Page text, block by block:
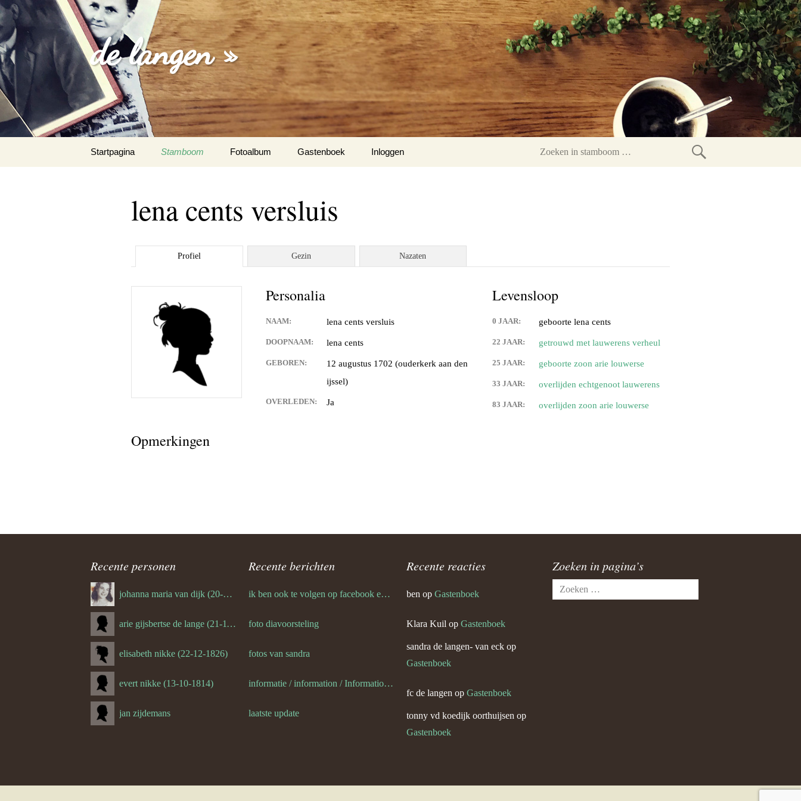
de langen »
naar
Startpagina Stamboom Fotoalbum
familie foto’s
lieke bouwman
sandra van eck
Curby Olympische Spelen
(de rest van) van eck
Gastenboek
Inloggen
Zoeken
lena cents versluis
Profiel Gezin Nazaten
Personalia
NAAM: lena cents versluis
DOOPNAAM: lena cents
GEBOREN:
12 augustus 1702 (ouderkerk aan den
ijssel)
OVERLEDEN: Ja
Levensloop
0 JAAR: geboorte lena cents
22 JAAR: getrouwd met lauwerens verheul
25 JAAR: geboorte zoon arie louwerse
33 JAAR: overlijden echtgenoot lauwerens
83 JAAR: overlijden zoon arie louwerse
Opmerkingen
Recente personen
johanna maria van dijk (20-07-1939)
arie gijsbertse de lange (21-11-1675)
elisabeth nikke (22-12-1826)
evert nikke (13-10-1814)
jan zijdemans
Recente berichten
ik ben ook te volgen op facebook en twitter
foto diavoorsteling
fotos van sandra
informatie / information / Informationen / l information
laatste update
Recente reacties
ben op Gastenboek
Klara Kuil op Gastenboek
sandra de langen- van eck op
Gastenboek
fc de langen op Gastenboek
tonny vd koedijk oorthuijsen op
Gastenboek
Zoeken in pagina’s
Zoeken
naar: